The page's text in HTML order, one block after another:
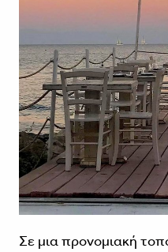
Σε μια προνομιακή